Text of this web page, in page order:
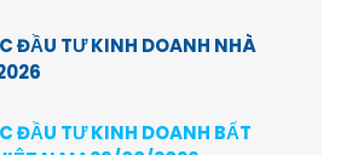
ĐẦU TƯ KINH DOANH NHÀ
ĐẦU TƯ KINH DOANH BẤT